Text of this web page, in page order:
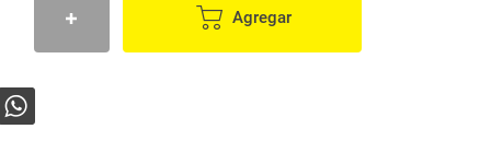
Agregar